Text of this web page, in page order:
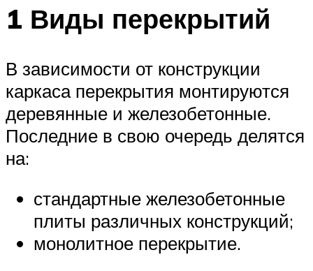
1 Виды перекрытий
В зависимости от конструкции
каркаса перекрытия монтируются
деревянные и железобетонные.
Последние в свою очередь делятся
на:
стандартные железобетонные
плиты различных конструкций;
монолитное перекрытие.